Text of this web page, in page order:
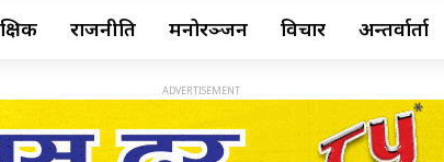
राजनीति मनोरञ्जन विचार अन्तर्वार्ता